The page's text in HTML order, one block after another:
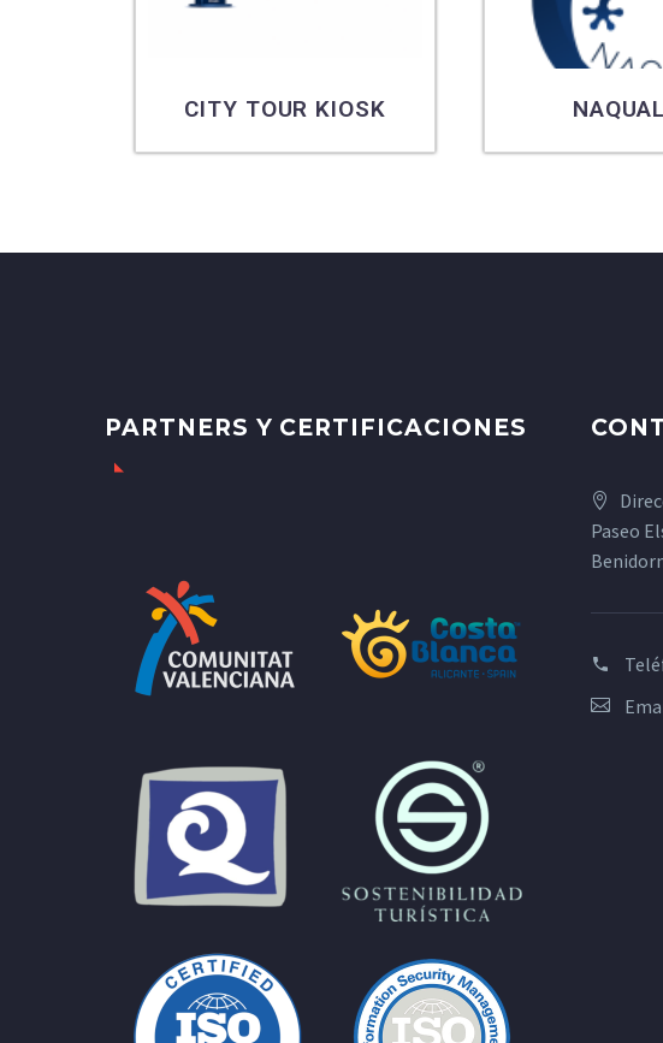
CITY TOUR KIOSK
PARTNERS Y CERTIFICACIONES
Paseo